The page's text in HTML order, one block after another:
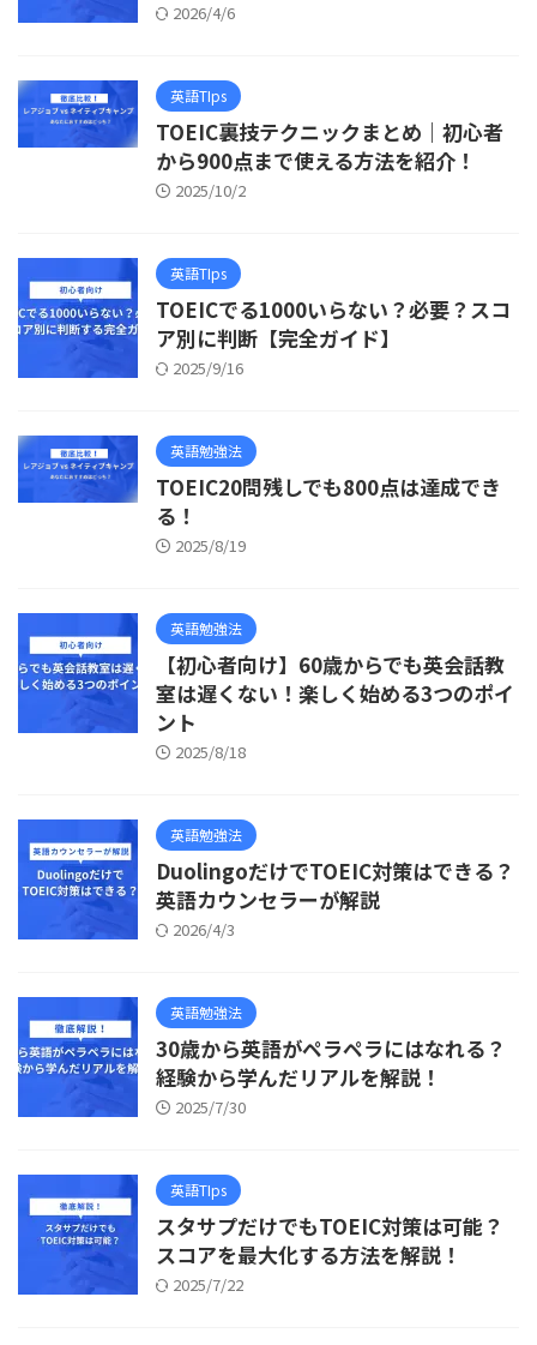
2026/4/6
英語TIps
TOEIC裏技テクニックまとめ｜初心者
から900点まで使える方法を紹介！
2025/10/2
英語TIps
TOEICでる1000いらない？必要？スコ
ア別に判断【完全ガイド】
2025/9/16
英語勉強法
TOEIC20問残しでも800点は達成でき
る！
2025/8/19
英語勉強法
【初心者向け】60歳からでも英会話教
室は遅くない！楽しく始める3つのポイ
ント
2025/8/18
英語勉強法
DuolingoだけでTOEIC対策はできる？
英語カウンセラーが解説
2026/4/3
英語勉強法
30歳から英語がペラペラにはなれる？
経験から学んだリアルを解説！
2025/7/30
英語TIps
スタサプだけでもTOEIC対策は可能？
スコアを最大化する方法を解説！
2025/7/22